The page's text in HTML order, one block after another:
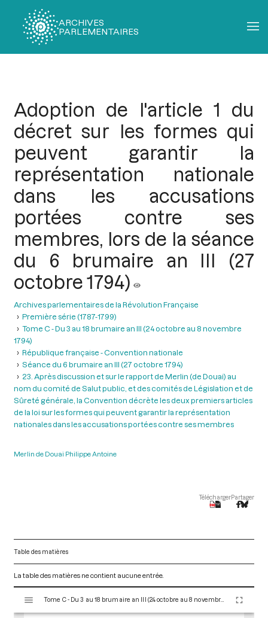
ARCHIVES
PARLEMENTAIRES
Adoption de l'article 1 du
décret sur les formes qui
peuvent garantir la
représentation nationale
dans les accusations
portées contre ses
membres, lors de la séance
du 6 brumaire an III (27
octobre 1794)
Archives parlementaires de la Révolution Française
Première série (1787-1799)
Tome C - Du 3 au 18 brumaire an III (24 octobre au 8 novembre
1794)
République française - Convention nationale
Séance du 6 brumaire an III (27 octobre 1794)
23. Après discussion et sur le rapport de Merlin (de Douai) au
nom du comité de Salut public, et des comités de Législation et de
Sûreté générale, la Convention décrète les deux premiers articles
de la loi sur les formes qui peuvent garantir la représentation
nationales dans les accusations portées contre ses membres
Merlin de Douai Philippe Antoine
TéléchargerPartager
Table des matières
La table des matières ne contient aucune entrée.
s